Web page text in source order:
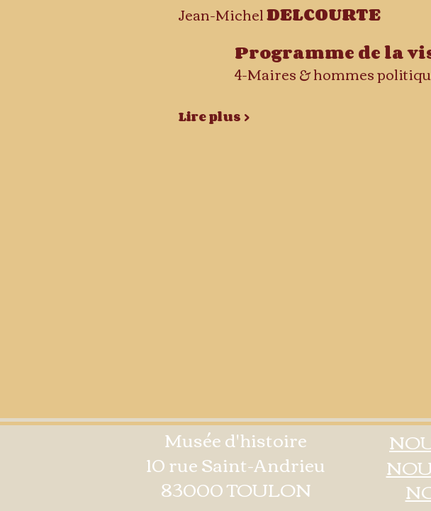
Jean-Michel DELCOURTE
Programme de la
Lire plus >
Musée d'histoire
10 rue Saint-Andrieu
83000 TOULON